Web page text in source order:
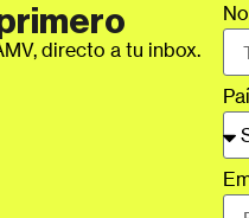
directo a tu inbox.